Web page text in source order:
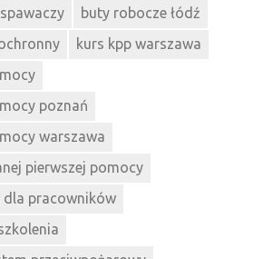
buty robocze łódź
kurs kpp warszawa
poznań
warszawa
pierwszej pomocy
dla pracowników